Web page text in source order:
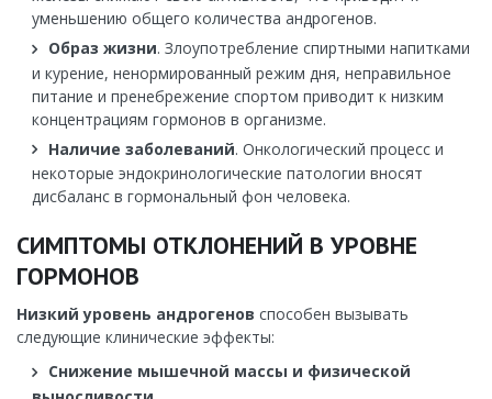
уменьшению общего количества андрогенов.
Образ жизни. Злоупотребление спиртными напитками
и курение, ненормированный режим дня, неправильное
питание и пренебрежение спортом приводит к низким
концентрациям гормонов в организме.
Наличие заболеваний. Онкологический процесс и
некоторые эндокринологические патологии вносят
дисбаланс в гормональный фон человека.
СИМПТОМЫ ОТКЛОНЕНИЙ В УРОВНЕ
ГОРМОНОВ
Низкий уровень андрогенов способен вызывать
следующие клинические эффекты:
Снижение мышечной массы и физической